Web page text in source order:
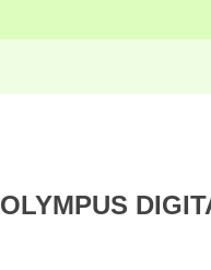
OLYMPUS